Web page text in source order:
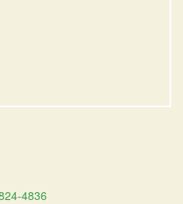
4836